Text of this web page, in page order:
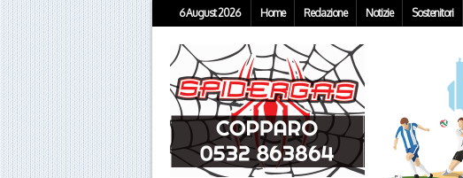
6 August 2026 Home Redazione Notizie Sostenitori